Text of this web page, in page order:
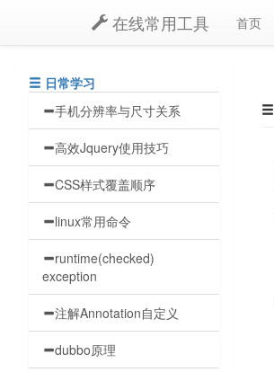
在线常用工具 首页
日常学习
手机分辨率与尺寸关系
高效Jquery使用技巧
CSS样式覆盖顺序
linux常用命令
runtime(checked)
exception
注解Annotation自定义
dubbo原理